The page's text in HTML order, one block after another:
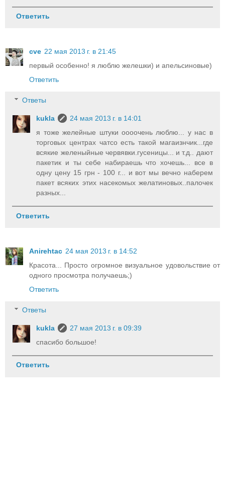
Ответить
cve 22 мая 2013 г. в 21:45
первый особенно! я люблю желешки) и апельсиновые)
Ответить
Ответы
kukla
24 мая 2013 г. в 14:01
я тоже желейные штуки оооочень люблю... у нас в
торговых центрах чатсо есть такой магаизнчик...где
всякие желеныйные червявки.гусеницы... и т.д.. дают
пакетик и ты себе набираешь что хочешь... все в
одну цену 15 грн - 100 г... и вот мы вечно наберем
пакет всяких этих насекомых желатиновых..палочек
разных...
Ответить
Anirehtac 24 мая 2013 г. в 14:52
Красота... Просто огромное визуальное удовольствие от
одного просмотра получаешь;)
Ответить
Ответы
kukla
27 мая 2013 г. в 09:39
спасибо большое!
Ответить